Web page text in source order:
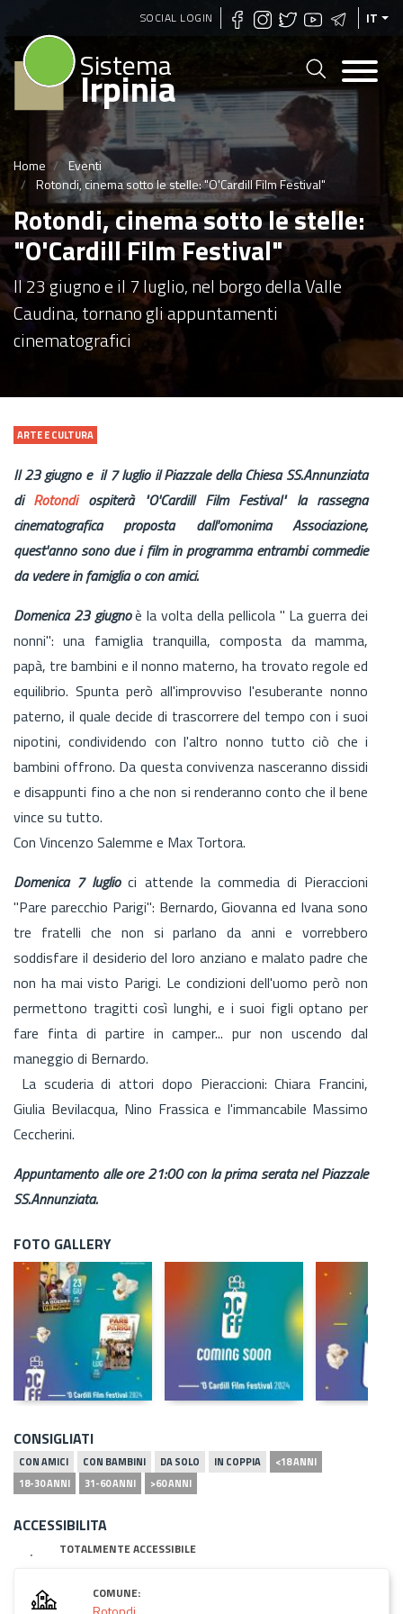
Salta
contenuto
principale
SOCIAL LOGIN IT
Sistema
Irpinia
Home
Eventi
Rotondi, cinema sotto le stelle: "O'Cardill Film Festival"
Rotondi, cinema sotto le stelle:
"O'Cardill Film Festival"
Il 23 giugno e il 7 luglio, nel borgo della Valle
Caudina, tornano gli appuntamenti
cinematografici
ARTE E CULTURA
Il 23 giugno e il 7 luglio il Piazzale della Chiesa SS.Annunziata
diRotondiospiterà "O'Cardill Film Festival" la rassegna
cinematografica proposta dall'omonima Associazione,
quest'anno sono due i film in programma entrambi commedie
da vedere in famiglia o con amici.
Domenica 23 giugnoè la volta della pellicola " La guerra dei
nonni": una famiglia tranquilla, composta da mamma,
papà, tre bambini e il nonno materno, ha trovato regole ed
equilibrio. Spunta però all'improvviso l'esuberante nonno
paterno, il quale decide di trascorrere del tempo con i suoi
nipotini, condividendo con l'altro nonno tutto ciò che i
bambini offrono. Da questa convivenza nasceranno dissidi
e disappunti fino a che non si renderanno conto che il bene
vince su tutto.
Con Vincenzo Salemme e Max Tortora.
Domenica 7 luglioci attende la commedia di Pieraccioni
"Pare parecchio Parigi": Bernardo, Giovanna ed Ivana sono
tre fratelli che non si parlano da anni e vorrebbero
soddisfare il desiderio del loro anziano e malato padre che
non ha mai visto Parigi. Le condizioni dell'uomo però non
permettono tragitti così lunghi, e i suoi figli optano per
fare finta di partire in camper... pur non uscendo dal
maneggio di Bernardo.
La scuderia di attori dopo Pieraccioni: Chiara Francini,
Giulia Bevilacqua, Nino Frassica e l'immancabile Massimo
Ceccherini.
Appuntamento alle ore 21:00 con la prima serata nel Piazzale
SS.Annunziata.
FOTO GALLERY
CONSIGLIATI
CON AMICI CON BAMBINI DA SOLO IN COPPIA
<18 ANNI
18-30 ANNI
31-60 ANNI >60 ANNI
ACCESSIBILITA
TOTALMENTE ACCESSIBILE
COMUNE: